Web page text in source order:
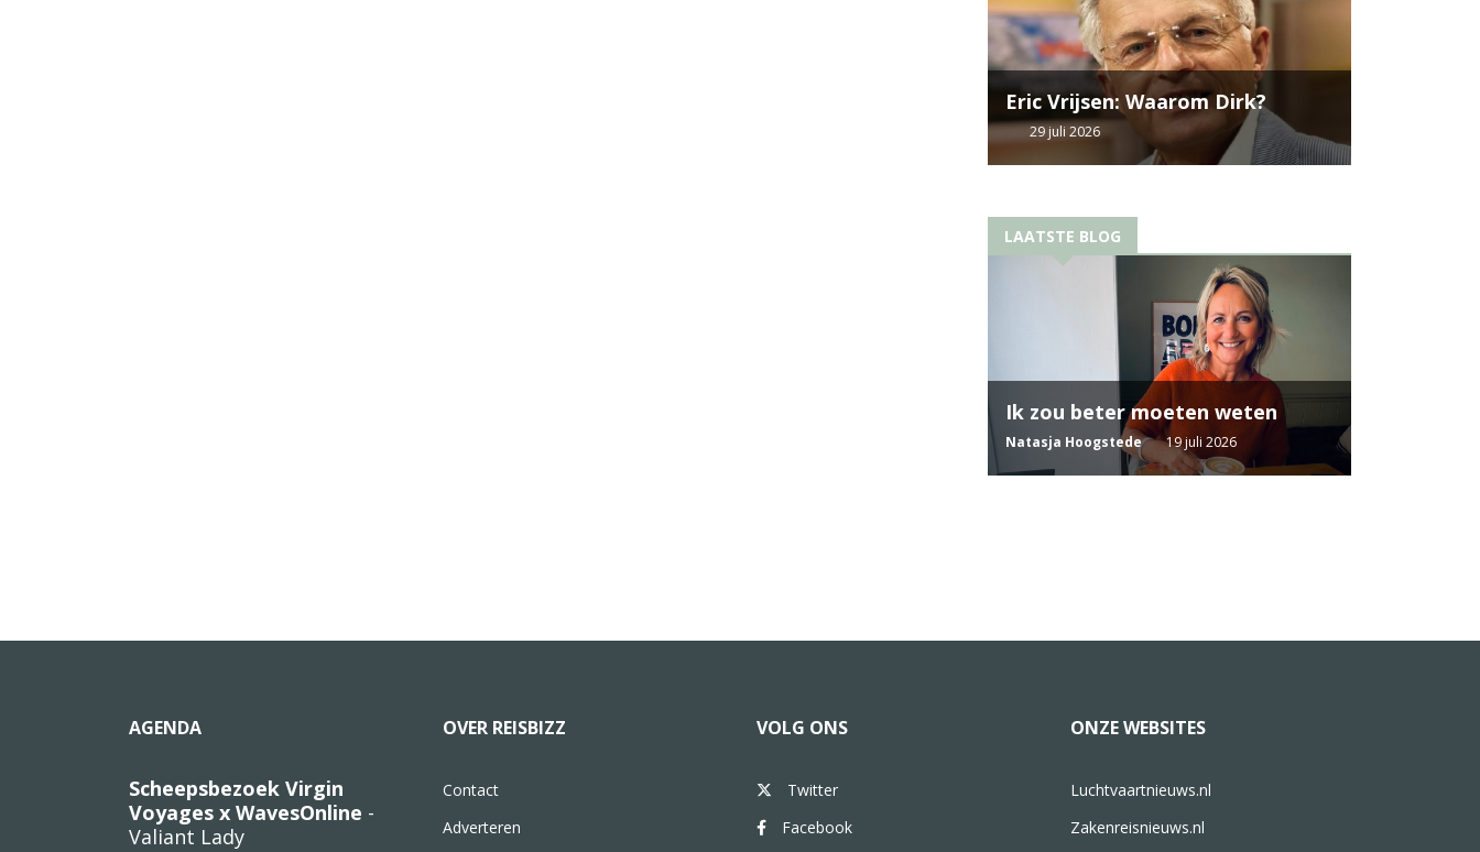
Eric Vrijsen: Waarom Dirk?
29 juli 2026
LAATSTE BLOG
Ik zou beter moeten weten
Natasja Hoogstede 19 juli 2026
AGENDA
Scheepsbezoek Virgin
Voyages x WavesOnline -
Valiant Lady
OVER REISBIZZ
Contact
Adverteren
VOLG ONS
Twitter
Facebook
ONZE WEBSITES
Luchtvaartnieuws.nl
Zakenreisnieuws.nl